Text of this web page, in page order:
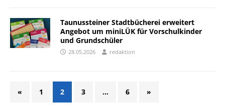
Taunussteiner Stadtbücherei erweitert
Angebot um miniLÜK für Vorschulkinder
und Grundschüler
28.05.2026 redaktion
« 1 2 3 … 6 »